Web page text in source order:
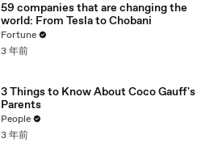
59 companies that are changing the
world: From Tesla to Chobani
Fortune
3 年前
3 Things to Know About Coco Gauff's
Parents
People
3 年前